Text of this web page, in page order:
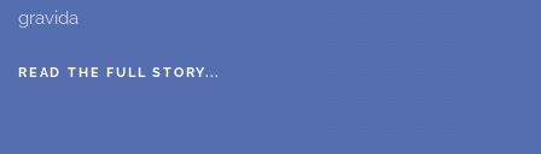
gravida
READ THE FULL STORY...